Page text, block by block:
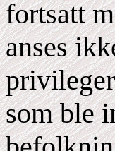
fortsatt
anses
som ble